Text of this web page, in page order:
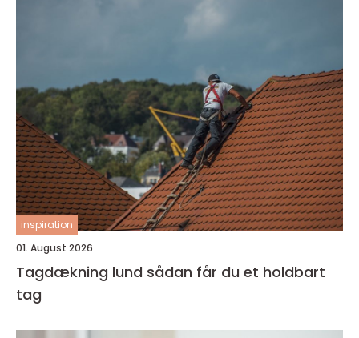
inspiration
01. August 2026
Tagdækning lund sådan får du et holdbart
tag